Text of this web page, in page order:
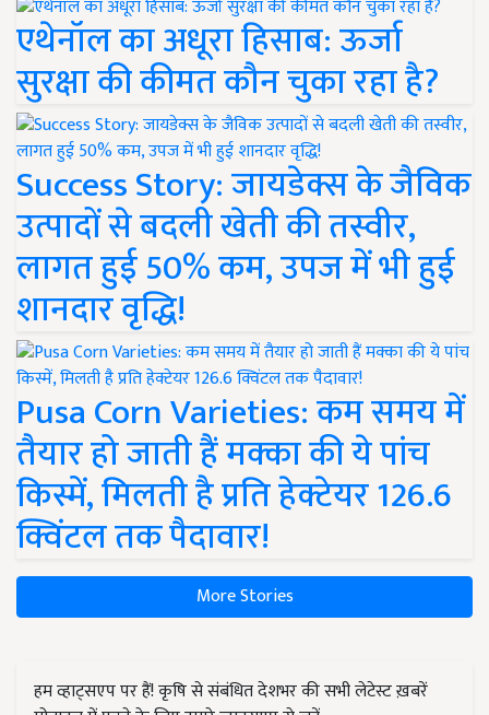
एथेनॉल का अधूरा हिसाब: ऊर्जा
सुरक्षा की कीमत कौन चुका रहा है?
Success Story: जायडेक्स के जैविक
उत्पादों से बदली खेती की तस्वीर,
लागत हुई 50% कम, उपज में भी हुई
शानदार वृद्धि!
Pusa Corn Varieties: कम समय में
तैयार हो जाती हैं मक्का की ये पांच
किस्में, मिलती है प्रति हेक्टेयर 126.6
क्विंटल तक पैदावार!
More Stories
हम व्हाट्सएप पर हैं! कृषि से संबंधित देशभर की सभी लेटेस्ट ख़बरें